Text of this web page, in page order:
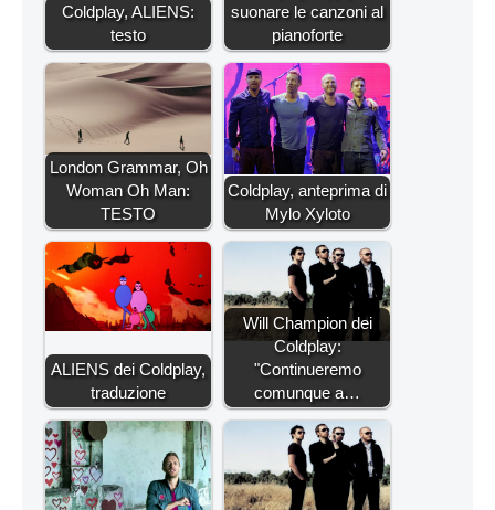
Coldplay, ALIENS:
testo
suonare le canzoni al
pianoforte
London Grammar, Oh
Woman Oh Man:
TESTO
Coldplay, anteprima di
Mylo Xyloto
ALIENS dei Coldplay,
traduzione
Will Champion dei
Coldplay:
"Continueremo
comunque a…